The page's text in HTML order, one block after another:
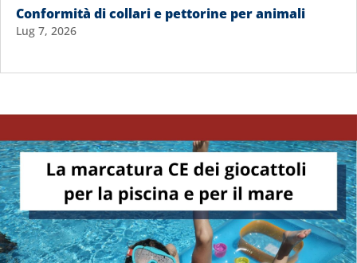
Conformità di collari e pettorine per animali
Lug 7, 2026